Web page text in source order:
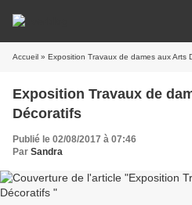
Accueil » Exposition Travaux de dames aux Arts
Exposition Travaux de
Décoratifs
Publié le 02/08/2017 à 07:46
Par Sandra